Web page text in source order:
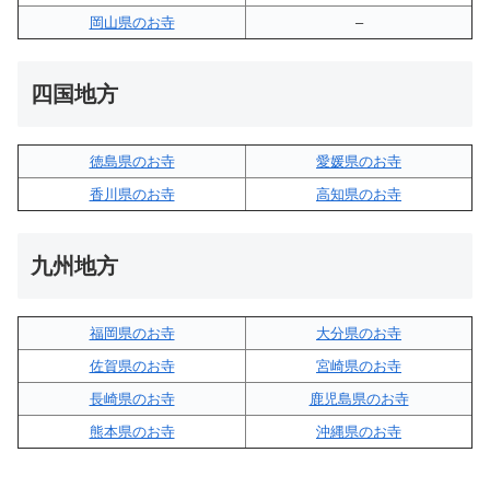
岡山県のお寺
–
四国地方
徳島県のお寺
愛媛県のお寺
香川県のお寺
高知県のお寺
九州地方
福岡県のお寺
大分県のお寺
佐賀県のお寺
宮崎県のお寺
長崎県のお寺
鹿児島県のお寺
熊本県のお寺
沖縄県のお寺